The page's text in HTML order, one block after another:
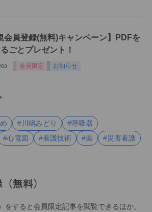
会員登録(無料)キャンペーン】PDFを
ごとプレゼント！
会員限定 お知らせ
#川嶋みどり
#呼吸器
#心電図 #看護技術 #薬
#災害看護
無料）
をすると会員限定記事を閲覧できるほか、